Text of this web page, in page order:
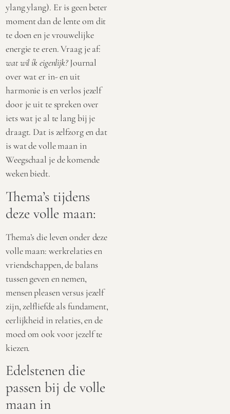
ylang ylang). Er is geen beter
moment dan de lente om dit
te doen en je vrouwelijke
energie te eren. Vraag je af:
wat wil ík eigenlijk?Journal
over wat er in- en uit
harmonie is en verlos jezelf
door je uit te spreken over
iets wat je al te lang bij je
draagt. Dat is zelfzorg en dat
is wat de volle maan in
Weegschaal je de komende
weken biedt.
Thema’s tijdens
deze volle maan:
Thema’s die leven onder deze
volle maan: werkrelaties en
vriendschappen, de balans
tussen geven en nemen,
mensen pleasen versus jezelf
zijn, zelfliefde als fundament,
eerlijkheid in relaties, en de
moed om ook voor jezelf te
kiezen.
Edelstenen die
passen bij de volle
maan in